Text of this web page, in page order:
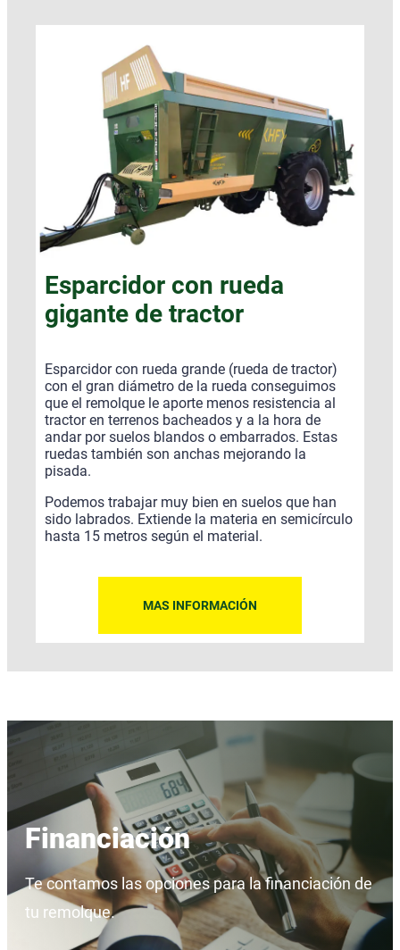
Esparcidor con rueda
gigante de tractor
Esparcidor con rueda grande (rueda de tractor)
con el gran diámetro de la rueda conseguimos
que el remolque le aporte menos resistencia al
tractor en terrenos bacheados y a la hora de
andar por suelos blandos o embarrados. Estas
ruedas también son anchas mejorando la
pisada.
Podemos trabajar muy bien en suelos que han
sido labrados. Extiende la materia en semicírculo
hasta 15 metros según el material.
MAS INFORMACIÓN
Financiación
Te contamos las opciones para la financiación de
tu remolque.